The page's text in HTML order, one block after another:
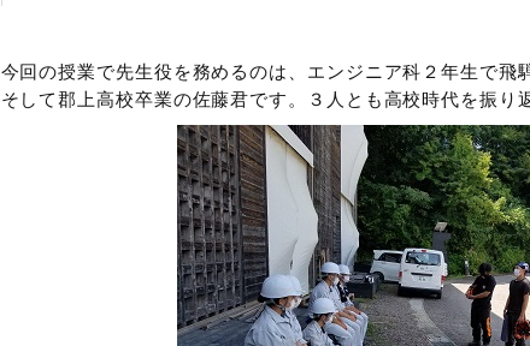
今回の授業で先生役を務めるのは、エンジニア科２年生で飛
そして郡上高校卒業の佐藤君です。３人とも高校時代を振り